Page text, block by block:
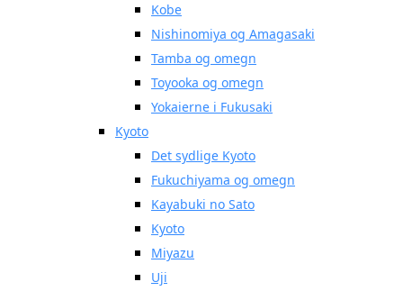
Kobe
Nishinomiya og Amagasaki
Tamba og omegn
Toyooka og omegn
Yokaierne i Fukusaki
Kyoto
Det sydlige Kyoto
Fukuchiyama og omegn
Kayabuki no Sato
Kyoto
Miyazu
Uji